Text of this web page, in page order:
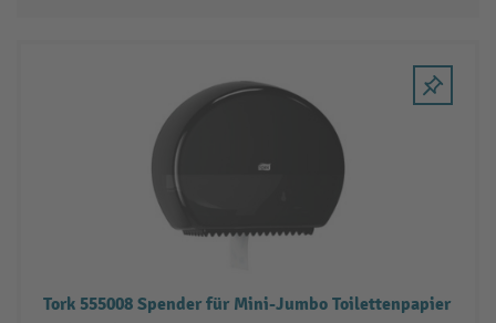
Tork 555008 Spender für Mini-Jumbo Toilettenpapier